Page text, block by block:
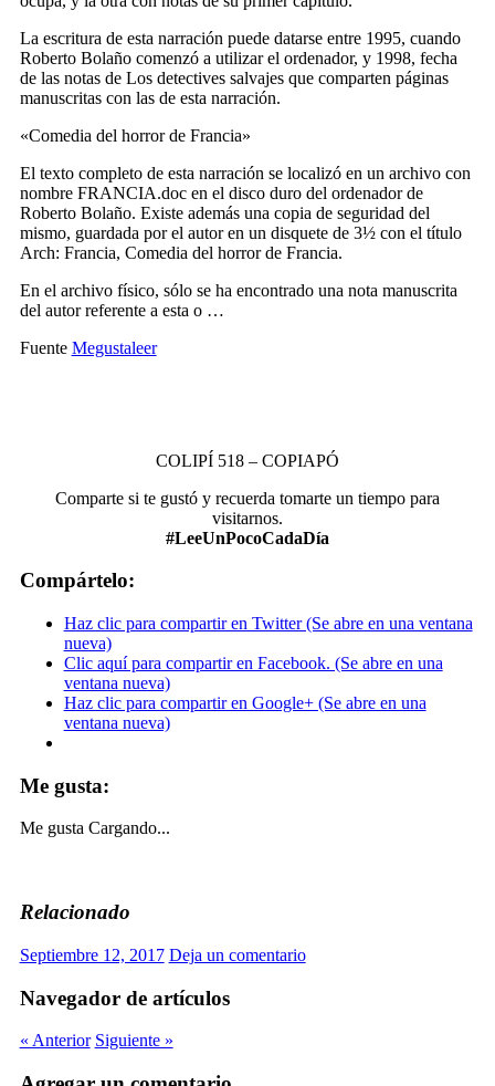
La escritura de esta narración puede datarse entre 1995, cuando
Roberto Bolaño comenzó a utilizar el ordenador, y 1998, fecha
de las notas de Los detectives salvajes que comparten páginas
manuscritas con las de esta narración.
«Comedia del horror de Francia»
El texto completo de esta narración se localizó en un archivo con
nombre FRANCIA.doc en el disco duro del ordenador de
Roberto Bolaño. Existe además una copia de seguridad del
mismo, guardada por el autor en un disquete de 3½ con el título
Arch: Francia, Comedia del horror de Francia.
En el archivo físico, sólo se ha encontrado una nota manuscrita
del autor referente a esta o …
Fuente Megustaleer
COLIPÍ 518 – COPIAPÓ
Comparte si te gustó y recuerda tomarte un tiempo para
visitarnos.
#LeeUnPocoCadaDía
Compártelo:
Haz clic para compartir en Twitter (Se abre en una ventana
nueva)
Clic aquí para compartir en Facebook. (Se abre en una
ventana nueva)
Haz clic para compartir en Google+ (Se abre en una
ventana nueva)
Me gusta:
Me gusta Cargando...
Relacionado
Septiembre 12, 2017 Deja un comentario
Navegador de artículos
« Anterior Siguiente »